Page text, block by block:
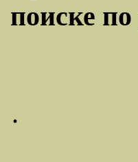
поиске
.